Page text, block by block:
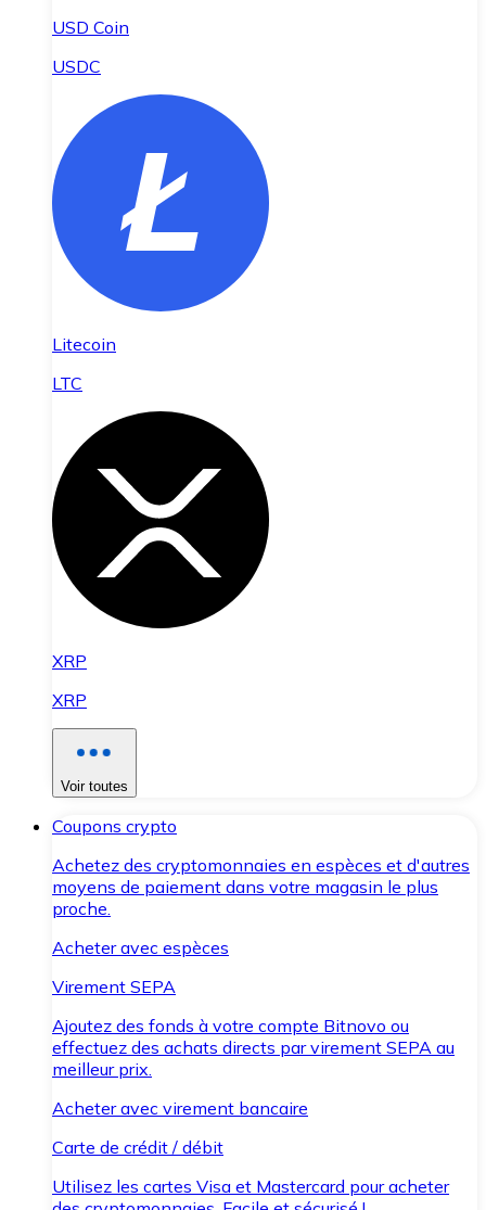
USD Coin
USDC
Litecoin
LTC
XRP
XRP
Voir toutes
Coupons crypto
Achetez des cryptomonnaies en espèces et d'autres
moyens de paiement dans votre magasin le plus
proche.
Acheter avec espèces
Virement SEPA
Ajoutez des fonds à votre compte Bitnovo ou
effectuez des achats directs par virement SEPA au
meilleur prix.
Acheter avec virement bancaire
Carte de crédit / débit
Utilisez les cartes Visa et Mastercard pour acheter